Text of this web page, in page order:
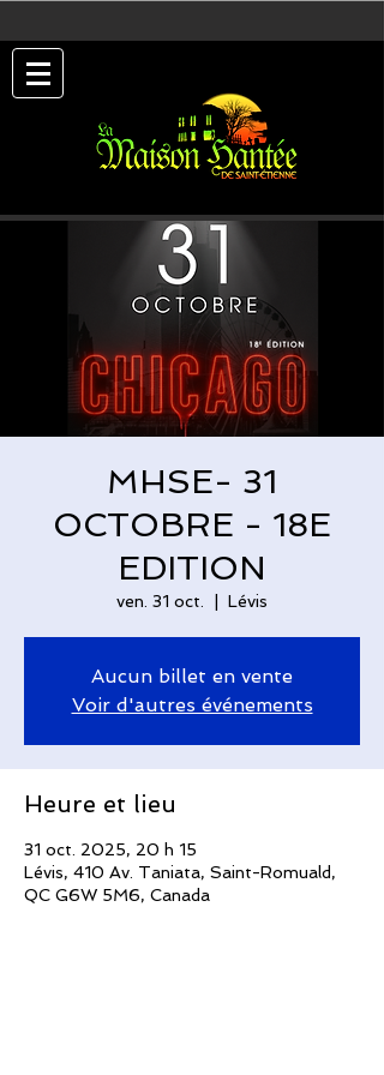
MHSE- 31
OCTOBRE - 18E
EDITION
ven. 31 oct. Lévis
Aucun billet en vente
Voir d'autres événements
Heure et lieu
31 oct. 2025, 20 h 15
Lévis, 410 Av. Taniata, Saint-Romuald,
QC G6W 5M6, Canada